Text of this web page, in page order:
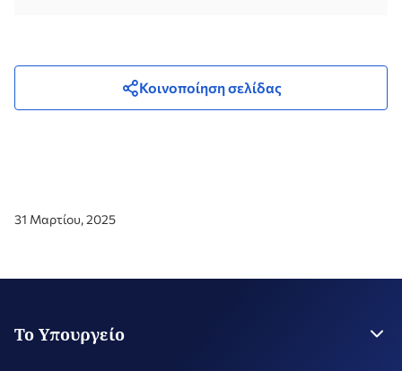
Κοινοποίηση σελίδας
31 Μαρτίου, 2025
Το Υπουργείο